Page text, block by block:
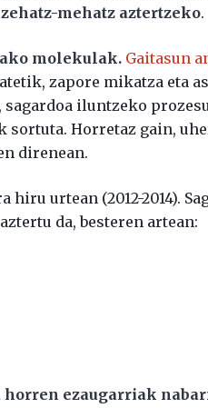
mehatz aztertzeko.
molekulak. Gaitasun
zapore mikatza eta
iluntzeko
Horretaz gain,
direnean.
urtean (2012-2014).
da, besteren artean:
ezaugarriak